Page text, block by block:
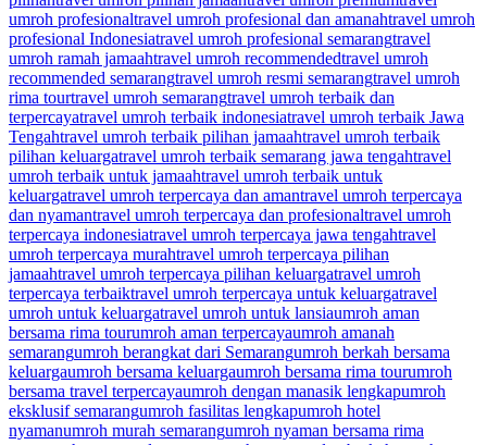
umroh profesionaltravel umroh profesional dan amanahtravel umroh
profesional Indonesiatravel umroh profesional semarangtravel
umroh ramah jamaahtravel umroh recommendedtravel umroh
recommended semarangtravel umroh resmi semarangtravel umroh
rima tourtravel umroh semarangtravel umroh terbaik dan
terpercayatravel umroh terbaik indonesiatravel umroh terbaik Jawa
Tengahtravel umroh terbaik pilihan jamaahtravel umroh terbaik
pilihan keluargatravel umroh terbaik semarang jawa tengahtravel
umroh terbaik untuk jamaahtravel umroh terbaik untuk
keluargatravel umroh terpercaya dan amantravel umroh terpercaya
dan nyamantravel umroh terpercaya dan profesionaltravel umroh
terpercaya indonesiatravel umroh terpercaya jawa tengahtravel
umroh terpercaya murahtravel umroh terpercaya pilihan
jamaahtravel umroh terpercaya pilihan keluargatravel umroh
terpercaya terbaiktravel umroh terpercaya untuk keluargatravel
umroh untuk keluargatravel umroh untuk lansiaumroh aman
bersama rima tourumroh aman terpercayaumroh amanah
semarangumroh berangkat dari Semarangumroh berkah bersama
keluargaumroh bersama keluargaumroh bersama rima tourumroh
bersama travel terpercayaumroh dengan manasik lengkapumroh
eksklusif semarangumroh fasilitas lengkapumroh hotel
nyamanumroh murah semarangumroh nyaman bersama rima